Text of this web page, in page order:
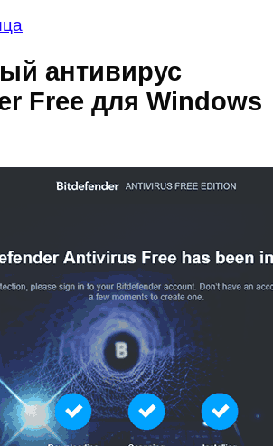
антивирус
Free для Windows